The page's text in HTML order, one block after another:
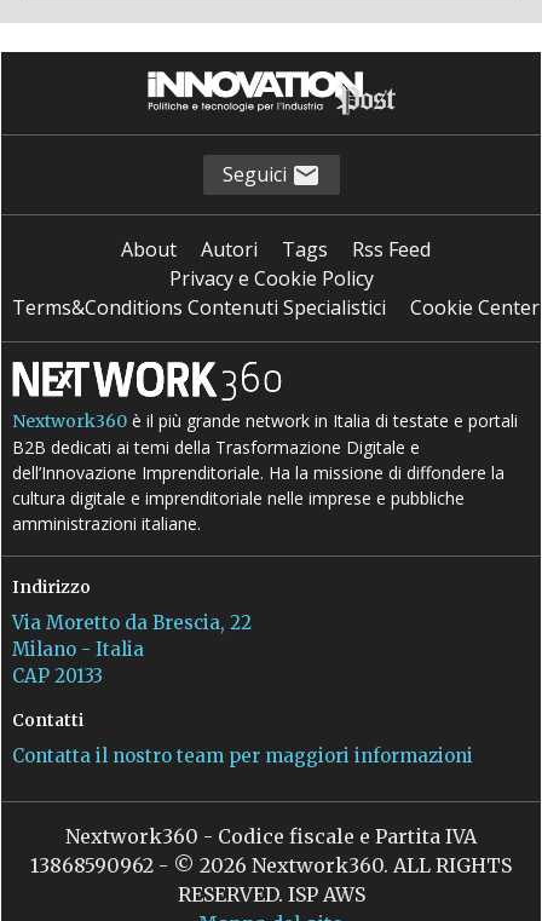
Seguici
About Autori Tags
Rss Feed
Privacy e Cookie Policy
Terms&Conditions Contenuti Specialistici
Cookie Center
Nextwork360 è il più grande network in Italia di testate e portali
B2B dedicati ai temi della Trasformazione Digitale e
dell’Innovazione Imprenditoriale. Ha la missione di diffondere la
cultura digitale e imprenditoriale nelle imprese e pubbliche
amministrazioni italiane.
Indirizzo
Via Moretto da Brescia, 22
Milano - Italia
CAP 20133
Contatti
Contatta il nostro team per maggiori informazioni
Nextwork360 - Codice fiscale e Partita IVA
13868590962 - © 2026 Nextwork360. ALL RIGHTS
RESERVED. ISP AWS